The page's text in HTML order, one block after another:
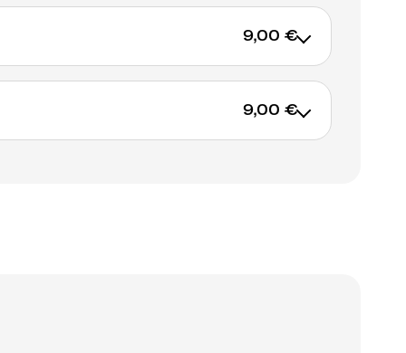
IGLOORECORDS.BE du 20 au 27 octobre
l'album au prix spécial de 7 euros
9,00 €
IGLOORECORDS.BE du 20 au 27 octobre
l'album au prix spécial de 7 euros
9,00 €